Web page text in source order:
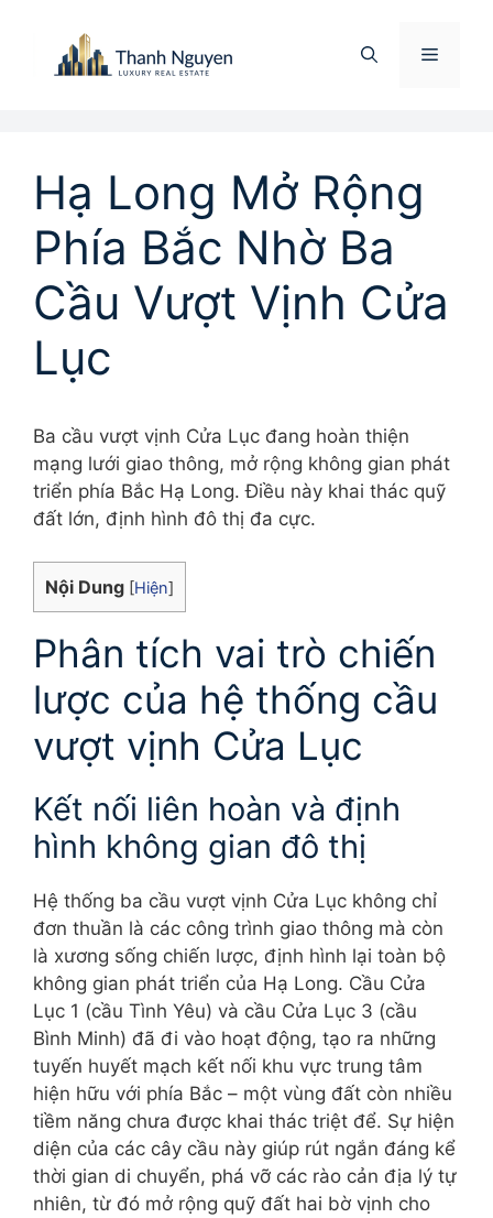
Menu
Hạ Long Mở Rộng
Phía Bắc Nhờ Ba
Cầu Vượt Vịnh Cửa
Lục
Ba cầu vượt vịnh Cửa Lục đang hoàn thiện
mạng lưới giao thông, mở rộng không gian phát
triển phía Bắc Hạ Long. Điều này khai thác quỹ
đất lớn, định hình đô thị đa cực.
Nội Dung [Hiện]
Phân tích vai trò chiến
lược của hệ thống cầu
vượt vịnh Cửa Lục
Kết nối liên hoàn và định
hình không gian đô thị
Hệ thống ba cầu vượt vịnh Cửa Lục không chỉ
đơn thuần là các công trình giao thông mà còn
là xương sống chiến lược, định hình lại toàn bộ
không gian phát triển của Hạ Long. Cầu Cửa
Lục 1 (cầu Tình Yêu) và cầu Cửa Lục 3 (cầu
Bình Minh) đã đi vào hoạt động, tạo ra những
tuyến huyết mạch kết nối khu vực trung tâm
hiện hữu với phía Bắc – một vùng đất còn nhiều
tiềm năng chưa được khai thác triệt để. Sự hiện
diện của các cây cầu này giúp rút ngắn đáng kể
thời gian di chuyển, phá vỡ các rào cản địa lý tự
nhiên, từ đó mở rộng quỹ đất hai bờ vịnh cho